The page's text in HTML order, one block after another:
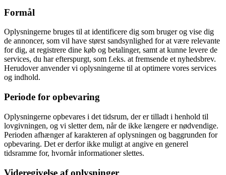
Formål
Oplysningerne bruges til at identificere dig som bruger og vise dig
de annoncer, som vil have størst sandsynlighed for at være relevante
for dig, at registrere dine køb og betalinger, samt at kunne levere de
services, du har efterspurgt, som f.eks. at fremsende et nyhedsbrev.
Herudover anvender vi oplysningerne til at optimere vores services
og indhold.
Periode for opbevaring
Oplysningerne opbevares i det tidsrum, der er tilladt i henhold til
lovgivningen, og vi sletter dem, når de ikke længere er nødvendige.
Perioden afhænger af karakteren af oplysningen og baggrunden for
opbevaring. Det er derfor ikke muligt at angive en generel
tidsramme for, hvornår informationer slettes.
Videregivelse af oplysninger